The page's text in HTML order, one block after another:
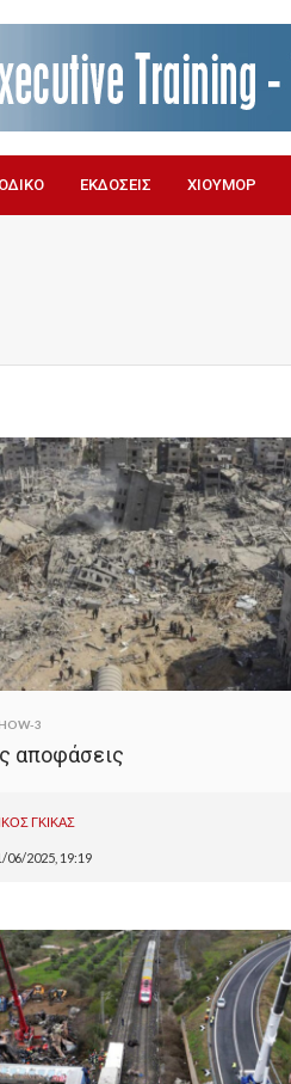
ΕΚΔΟΣΕΙΣ ΧΙΟΥΜΟΡ
3
αποφάσεις
ΓΚΙΚΑΣ
06/2025, 19:19